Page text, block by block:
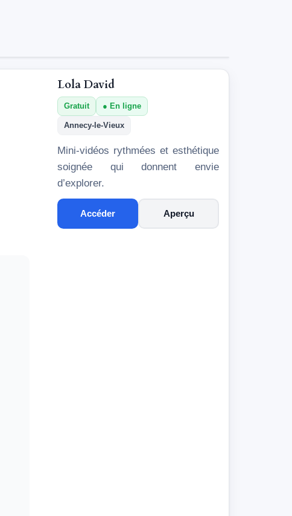
Lola David
Gratuit En ligne
Annecy-le-Vieux
Mini-vidéos rythmées et esthétique
soignée qui donnent envie
d’explorer.
Accéder Aperçu